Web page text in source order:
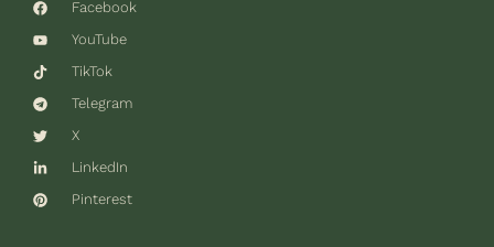
Facebook
YouTube
TikTok
Telegram
X
LinkedIn
Pinterest